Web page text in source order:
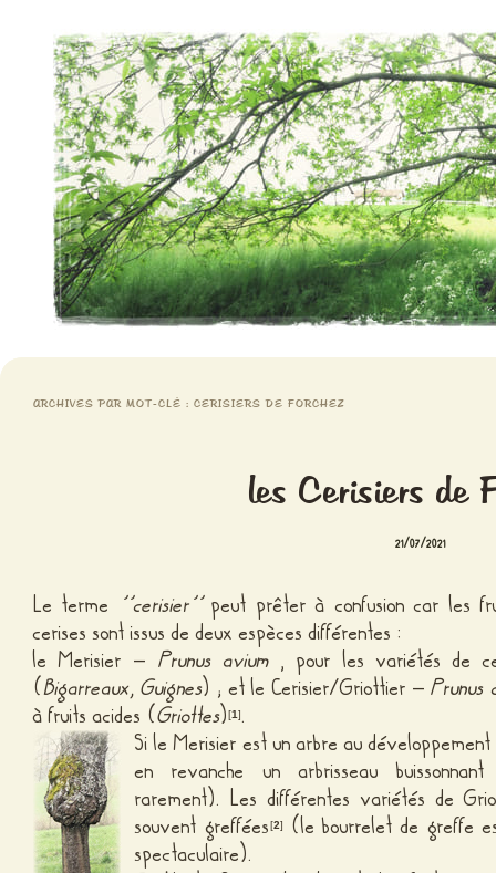
Meristemes
ARCHIVES PAR MOT-CLÉ : CERISIERS DE FORCHEZ
les Cerisiers de
21/07/2021
Le terme ’’cerisier’’peut prêter à confusion car les
cerises sont issus de deux espèces différentes :
le Merisier – Prunus avium , pour les variétés de
(Bigarreaux, Guignes) ; et le Cerisier/Griottier –Prunus
à fruits acides (Griottes)[1].
Si le Merisier est un arbre au
en revanche un arbrisseau
rarement). Les différentes variétés de
souvent greffées[2]
(le bourrelet de greffe
spectaculaire).